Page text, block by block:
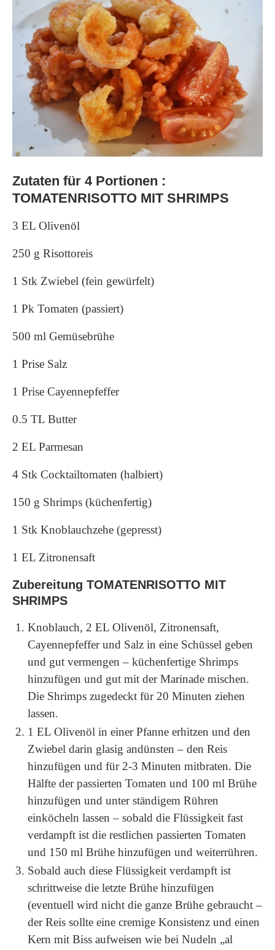
Zutaten für 4 Portionen :
TOMATENRISOTTO MIT SHRIMPS
3 EL Olivenöl
250 g Risottoreis
1 Stk Zwiebel (fein gewürfelt)
1 Pk Tomaten (passiert)
500 ml Gemüsebrühe
1 Prise Salz
1 Prise Cayennepfeffer
0.5 TL Butter
2 EL Parmesan
4 Stk Cocktailtomaten (halbiert)
150 g Shrimps (küchenfertig)
1 Stk Knoblauchzehe (gepresst)
1 EL Zitronensaft
Zubereitung TOMATENRISOTTO MIT
SHRIMPS
Knoblauch, 2 EL Olivenöl, Zitronensaft,
Cayennepfeffer und Salz in eine Schüssel geben
und gut vermengen – küchenfertige Shrimps
hinzufügen und gut mit der Marinade mischen.
Die Shrimps zugedeckt für 20 Minuten ziehen
lassen.
1 EL Olivenöl in einer Pfanne erhitzen und den
Zwiebel darin glasig andünsten – den Reis
hinzufügen und für 2-3 Minuten mitbraten. Die
Hälfte der passierten Tomaten und 100 ml Brühe
hinzufügen und unter ständigem Rühren
einköcheln lassen – sobald die Flüssigkeit fast
verdampft ist die restlichen passierten Tomaten
und 150 ml Brühe hinzufügen und weiterrühren.
Sobald auch diese Flüssigkeit verdampft ist
schrittweise die letzte Brühe hinzufügen
(eventuell wird nicht die ganze Brühe gebraucht –
der Reis sollte eine cremige Konsistenz und einen
Kern mit Biss aufweisen wie bei Nudeln „al